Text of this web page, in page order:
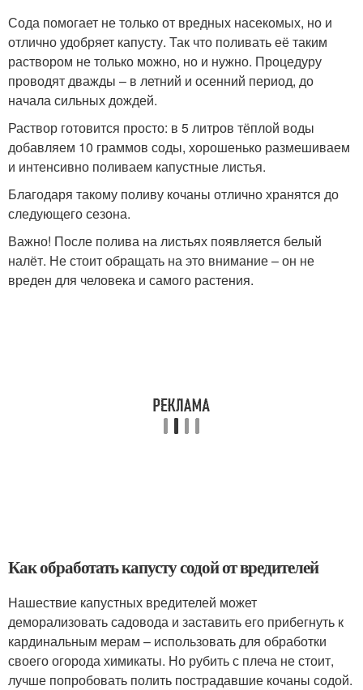
Сода помогает не только от вредных насекомых, но и
отлично удобряет капусту. Так что поливать её таким
раствором не только можно, но и нужно. Процедуру
проводят дважды – в летний и осенний период, до
начала сильных дождей.
Раствор готовится просто: в 5 литров тёплой воды
добавляем 10 граммов соды, хорошенько размешиваем
и интенсивно поливаем капустные листья.
Благодаря такому поливу кочаны отлично хранятся до
следующего сезона.
Важно! После полива на листьях появляется белый
налёт. Не стоит обращать на это внимание – он не
вреден для человека и самого растения.
Как обработать капусту содой от вредителей
Нашествие капустных вредителей может
деморализовать садовода и заставить его прибегнуть к
кардинальным мерам – использовать для обработки
своего огорода химикаты. Но рубить с плеча не стоит,
лучше попробовать полить пострадавшие кочаны содой.